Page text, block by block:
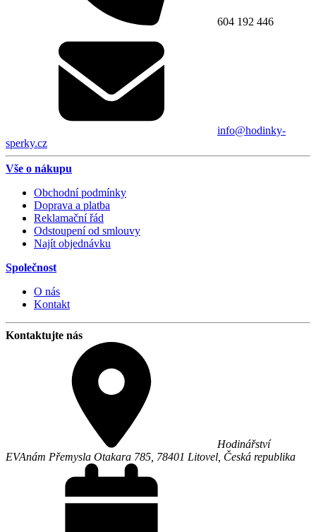
604 192 446
info@hodinky-
sperky.cz
Vše o nákupu
Obchodní podmínky
Doprava a platba
Reklamační řád
Odstoupení od smlouvy
Najít objednávku
Společnost
O nás
Kontakt
Kontaktujte nás
Hodinářství
EVAnám Přemysla Otakara 785, 78401 Litovel Česká republika